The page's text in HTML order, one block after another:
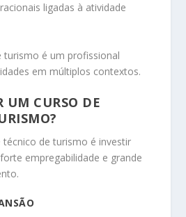
ligadas à atividade
turismo é um profissional
em múltiplos contextos.
UM CURSO DE
técnico de turismo é investir
empregabilidade e grande